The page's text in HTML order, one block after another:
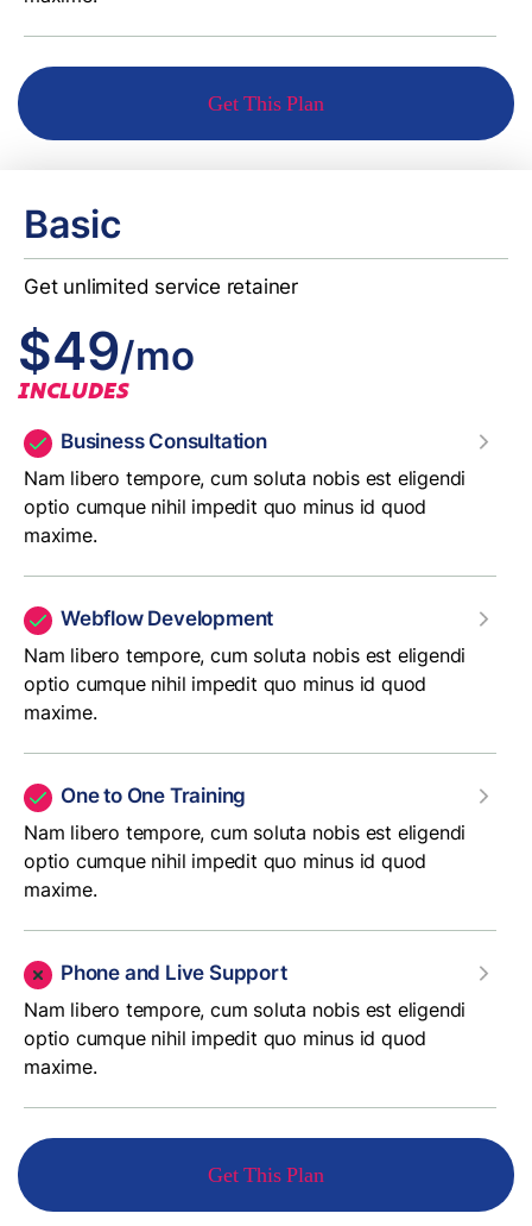
Get This Plan
Basic
Get unlimited service retainer
$49/mo
INCLUDES
Business Consultation
Nam libero tempore, cum soluta nobis est eligendi
optio cumque nihil impedit quo minus id quod
maxime.
Webflow Development
Nam libero tempore, cum soluta nobis est eligendi
optio cumque nihil impedit quo minus id quod
maxime.
One to One Training
Nam libero tempore, cum soluta nobis est eligendi
optio cumque nihil impedit quo minus id quod
maxime.
Phone and Live Support
Nam libero tempore, cum soluta nobis est eligendi
optio cumque nihil impedit quo minus id quod
maxime.
Get This Plan